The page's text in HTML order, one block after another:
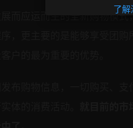
而应运而生的全新购物模式
了解